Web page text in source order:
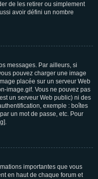
de les retirer ou simplement
avoir défini un nombre
messages. Par ailleurs, si
pouvez charger une image
placée sur un serveur Web
image.gif. Vous ne pouvez pas
un serveur Web public) ni des
exemple : boîtes
un mot de passe, etc. Pour
importantes que vous
en haut de chaque forum et